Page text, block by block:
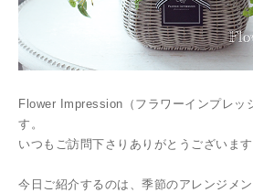
Flower Impression（フラワーインプレッ
す。
いつもご訪問下さりありがとうございます
今日ご紹介するのは、季節のアレンジメ